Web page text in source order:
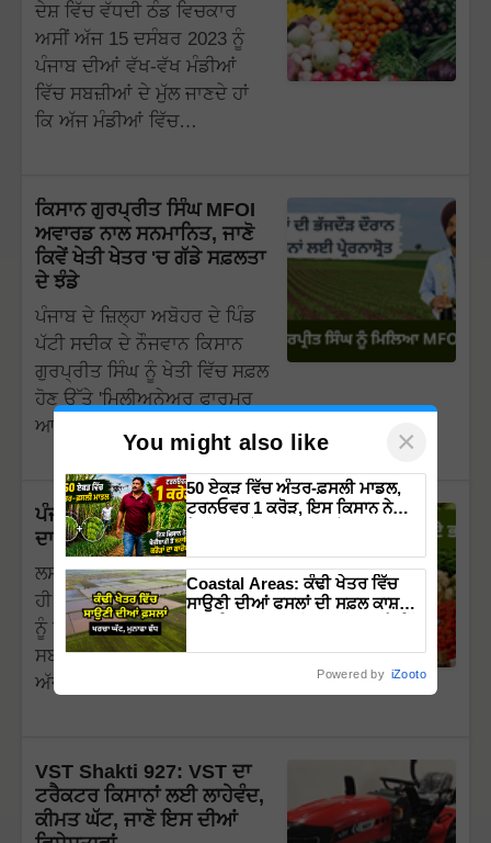
ਦੇਸ਼ ਵਿੱਚ ਵੱਧਦੀ ਠੰਡ ਵਿਚਕਾਰ
ਅਸੀਂ ਅੱਜ 15 ਦਸੰਬਰ 2023 ਨੂੰ
ਪੰਜਾਬ ਦੀਆਂ ਵੱਖ-ਵੱਖ ਮੰਡੀਆਂ
ਵਿੱਚ ਸਬਜ਼ੀਆਂ ਦੇ ਮੁੱਲ ਜਾਣਦੇ ਹਾਂ
ਕਿ ਅੱਜ ਮੰਡੀਆਂ ਵਿੱਚ…
ਕਿਸਾਨ ਗੁਰਪ੍ਰੀਤ ਸਿੰਘ MFOI
ਅਵਾਰਡ ਨਾਲ ਸਨਮਾਨਿਤ, ਜਾਣੋ
ਕਿਵੇਂ ਖੇਤੀ ਖੇਤਰ 'ਚ ਗੱਡੇ ਸਫ਼ਲਤਾ
ਦੇ ਝੰਡੇ
ਪੰਜਾਬ ਦੇ ਜ਼ਿਲ੍ਹਾ ਅਬੋਹਰ ਦੇ ਪਿੰਡ
ਪੱਟੀ ਸਦੀਕ ਦੇ ਨੌਜਵਾਨ ਕਿਸਾਨ
ਗੁਰਪ੍ਰੀਤ ਸਿੰਘ ਨੂੰ ਖੇਤੀ ਵਿੱਚ ਸਫ਼ਲ
ਹੋਣ ਉੱਤੇ 'ਮਿਲੀਅਨੇਅਰ ਫਾਰਮਰ
ਆਫ਼ ਇੰਡੀਆ ਐਵਾਰਡ 2023'…
ਪੰਜਾਬ ਵਿੱਚ 13 ਦਿਸੰਬਰ 2023
ਦਾ Mandi Bhav
ਲਸਣ ਦੇ ਰੇਟ ਵਿੱਚ ਵਾਧੇ ਵਿਚਕਾਰ
ਹੀ ਅੱਜ ਜਾਨੀ 13 ਦਿਸਬੰਰ 2023
ਨੂੰ ਪੰਜਾਬ ਦੀਆਂ ਮੰਡੀਆਂ ਵਿੱਚ
ਸਬਜ਼ੀਆਂ ਦੇ ਮੁੱਲ ਜਾਣਦੇ ਹਾਂ ਕਿ
ਅੱਜ ਮੰਡੀਆਂ…
VST Shakti 927: VST ਦਾ
ਟਰੈਕਟਰ ਕਿਸਾਨਾਂ ਲਈ ਲਾਹੇਵੰਦ,
ਕੀਮਤ ਘੱਟ, ਜਾਣੋ ਇਸ ਦੀਆਂ
You might also like ×
50 ਏਕੜ ਵਿੱਚ ਅੰਤਰ-ਫ਼ਸਲੀ ਮਾਡਲ,
ਟਰਨਓਵਰ 1 ਕਰੋੜ, ਇਸ ਕਿਸਾਨ ਨੇ
Coastal Areas: ਕੰਢੀ ਖੇਤਰ ਵਿੱਚ
ਸਾਉਣੀ ਦੀਆਂ ਫਸਲਾਂ ਦੀ ਸਫ਼ਲ ਕਾਸ਼ਤ
Powered by iZooto